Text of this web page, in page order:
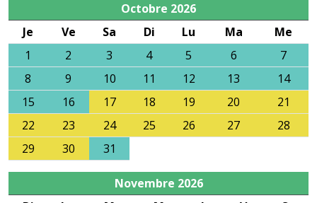
Octobre 2026
Je
Ve Sa Di Lu Ma
Me
1
2 3 4 5 6
7
8
9 10 11 12 13
14
15
16 17 18 19 20
21
22
23 24 25 26 27
28
29
30 31
Novembre 2026